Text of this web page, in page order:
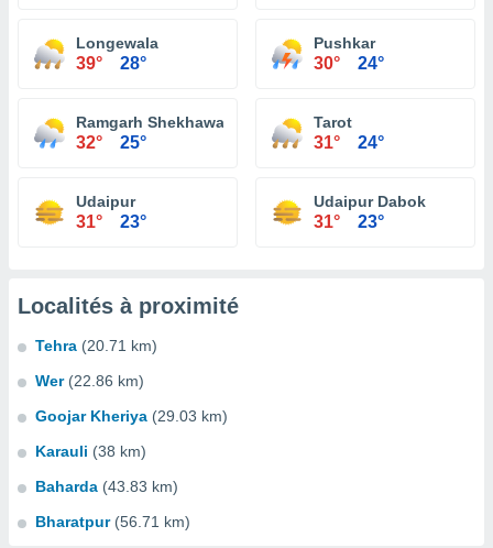
Longewala
39° 28°
Pushkar
30° 24°
Ramgarh Shekhawati
32° 25°
Tarot
31° 24°
Udaipur
31° 23°
Udaipur Dabok
31° 23°
Localités à proximité
Tehra (20.71 km)
Wer (22.86 km)
Goojar Kheriya (29.03 km)
Karauli (38 km)
Baharda (43.83 km)
Bharatpur (56.71 km)